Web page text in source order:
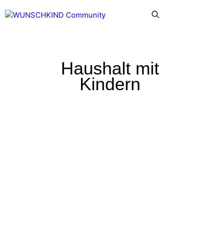
Inhalt
Haushalt mit
Kindern